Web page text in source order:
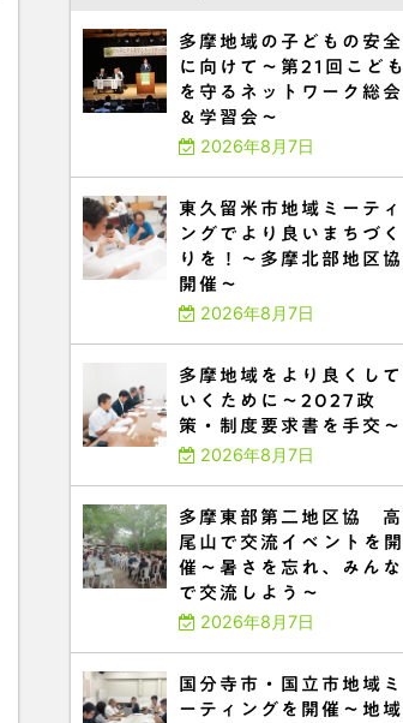
多摩地域の子どもの安全
に向けて～第21回こども
を守るネットワーク総会
＆学習会～
2026年8月7日
東久留米市地域ミーティ
ングでより良いまちづく
りを！～多摩北部地区協
開催～
2026年8月7日
多摩地域をより良くして
いくために～2027政
策・制度要求書を手交～
2026年8月7日
多摩東部第二地区協 高
尾山で交流イベントを開
催～暑さを忘れ、みんな
で交流しよう～
2026年8月7日
国分寺市・国立市地域ミ
ーティングを開催～地域